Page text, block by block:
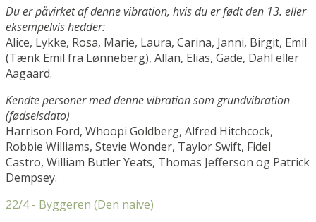
Du er påvirket af denne vibration, hvis du er født den 13. eller
eksempelvis hedder:
Alice, Lykke, Rosa, Marie, Laura, Carina, Janni, Birgit, Emil
(Tænk Emil fra Lønneberg), Allan, Elias, Gade, Dahl eller
Aagaard.
Kendte personer med denne vibration som grundvibration
(fødselsdato)
Harrison Ford, Whoopi Goldberg, Alfred Hitchcock,
Robbie Williams, Stevie Wonder, Taylor Swift, Fidel
Castro, William Butler Yeats, Thomas Jefferson og Patrick
Dempsey.
22/4 - Byggeren (Den naive)